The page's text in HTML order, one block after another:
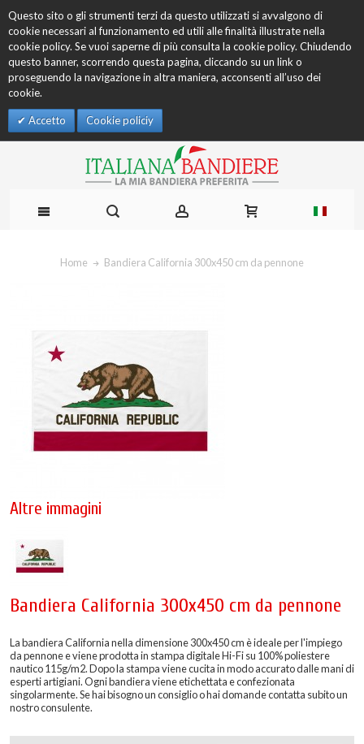
Questo sito o gli strumenti terzi da questo utilizzati si avvalgono di
cookie necessari al funzionamento ed utili alle finalità illustrate nella
cookie policy. Se vuoi saperne di più consulta la cookie policy. Chiudendo
questo banner, scorrendo questa pagina, cliccando su un link o
proseguendo la navigazione in altra maniera, acconsenti all’uso dei
cookie.
Accetto Cookie policiy
Home Bandiera California 300x450 cm da pennone
Altre immagini
Bandiera California 300x450 cm da pennone
La bandiera California nella dimensione 300x450 cm è ideale per l'impiego
da pennone e viene prodotta in stampa digitale Hi-Fi su 100% poliestere
nautico 115g/m2. Dopo la stampa viene cucita in modo accurato dalle mani di
esperti artigiani. Ogni bandiera viene etichettata e confezionata
singolarmente. Se hai bisogno un consiglio o hai domande contatta subito un
nostro consulente.